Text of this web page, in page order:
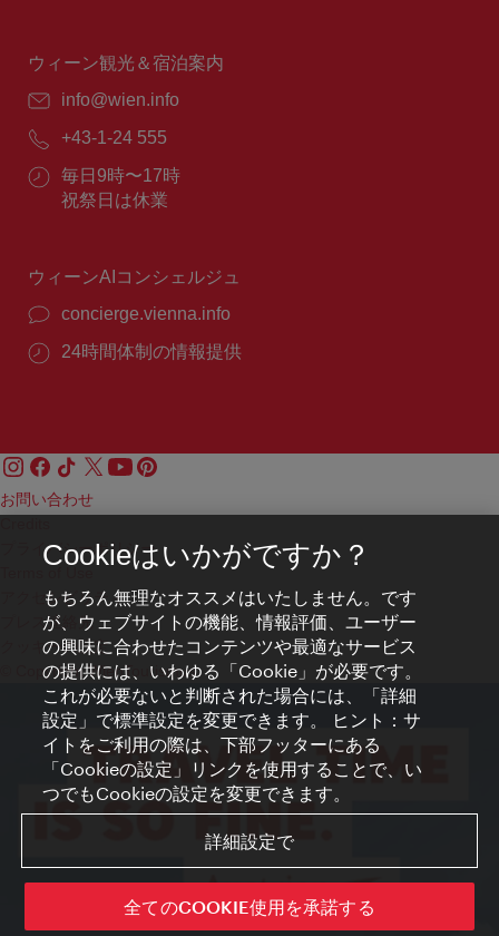
間：
ウィーン観光＆宿泊案内
E
ー
ル：
info@wien.info
電
番
号：
+43-1-24 555
営
業
毎日9時〜17時
祝祭日は休業
ウィーンAIコンシェルジュ
concierge.vienna.info
24時間体制の情報提供
お問い合わせ
プライバシーポリシー
アクセシビリティ
プレス連絡先
クッキーの設定
© Copyright WienTourismus
Cookieはいかがですか？
もちろん無理なオススメはいたしません。です
が、ウェブサイトの機能、情報評価、ユーザー
の興味に合わせたコンテンツや最適なサービス
の提供には、いわゆる「Cookie」が必要です。
これが必要ないと判断された場合には、「詳細
設定」で標準設定を変更できます。 ヒント：サ
イトをご利用の際は、下部フッターにある
「Cookieの設定」リンクを使用することで、い
つでもCookieの設定を変更できます。
詳細設定で
全てのCOOKIE使用を承諾する